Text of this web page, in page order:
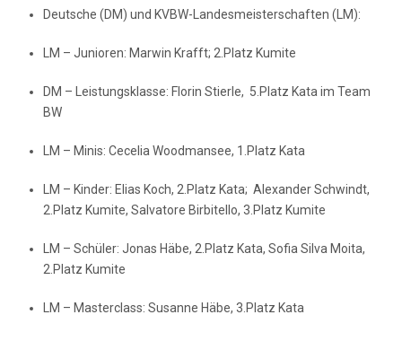
Deutsche (DM) und KVBW-Landesmeisterschaften (LM):
LM – Junioren: Marwin Krafft; 2.Platz Kumite
DM – Leistungsklasse: Florin Stierle, 5.Platz Kata im Team
BW
LM – Minis: Cecelia Woodmansee, 1.Platz Kata
LM – Kinder: Elias Koch, 2.Platz Kata; Alexander Schwindt,
2.Platz Kumite, Salvatore Birbitello, 3.Platz Kumite
LM – Schüler: Jonas Häbe, 2.Platz Kata, Sofia Silva Moita,
2.Platz Kumite
LM – Masterclass: Susanne Häbe, 3.Platz Kata